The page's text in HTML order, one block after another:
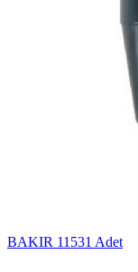
BAKIR 11531 Adet